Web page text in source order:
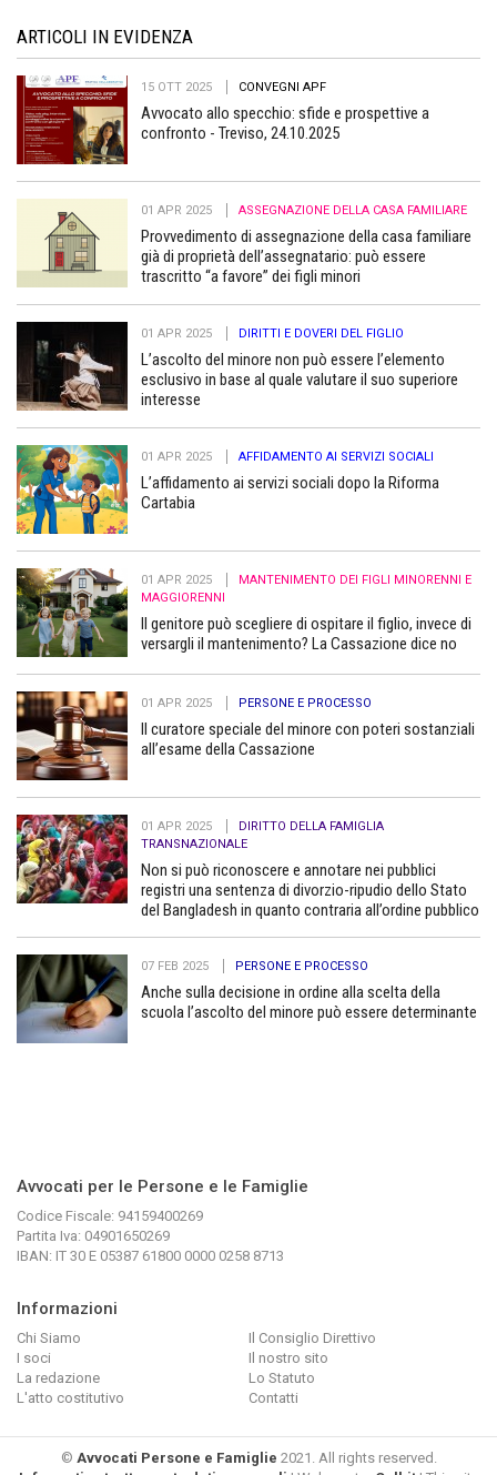
ARTICOLI IN EVIDENZA
15 OTT 2025 CONVEGNI APF
Avvocato allo specchio: sfide e prospettive a
confronto - Treviso, 24.10.2025
01 APR 2025 ASSEGNAZIONE DELLA CASA FAMILIARE
Provvedimento di assegnazione della casa familiare
già di proprietà dell’assegnatario: può essere
trascritto “a favore” dei figli minori
01 APR 2025 DIRITTI E DOVERI DEL FIGLIO
L’ascolto del minore non può essere l’elemento
esclusivo in base al quale valutare il suo superiore
interesse
01 APR 2025 AFFIDAMENTO AI SERVIZI SOCIALI
L’affidamento ai servizi sociali dopo la Riforma
Cartabia
01 APR 2025
MANTENIMENTO DEI FIGLI MINORENNI E
MAGGIORENNI
Il genitore può scegliere di ospitare il figlio, invece di
versargli il mantenimento? La Cassazione dice no
01 APR 2025 PERSONE E PROCESSO
Il curatore speciale del minore con poteri sostanziali
all’esame della Cassazione
01 APR 2025
DIRITTO DELLA FAMIGLIA
TRANSNAZIONALE
Non si può riconoscere e annotare nei pubblici
registri una sentenza di divorzio-ripudio dello Stato
del Bangladesh in quanto contraria all’ordine pubblico
07 FEB 2025 PERSONE E PROCESSO
Anche sulla decisione in ordine alla scelta della
scuola l’ascolto del minore può essere determinante
Avvocati per le Persone e le Famiglie
Codice Fiscale: 94159400269
Partita Iva: 04901650269
IBAN: IT 30 E 05387 61800 0000 0258 8713
Informazioni
Chi Siamo
Il Consiglio Direttivo
I soci
Il nostro sito
La redazione
Lo Statuto
L'atto costitutivo
Contatti
© Avvocati Persone e Famiglie 2021. All rights reserved.